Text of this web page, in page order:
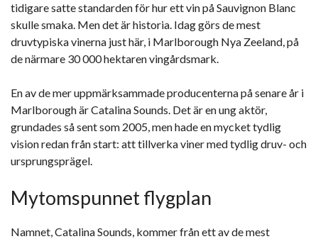
tidigare satte standarden för hur ett vin på Sauvignon Blanc
skulle smaka. Men det är historia. Idag görs de mest
druvtypiska vinerna just här, i Marlborough Nya Zeeland, på
de närmare 30 000 hektaren vingårdsmark.
En av de mer uppmärksammade producenterna på senare år i
Marlborough är Catalina Sounds. Det är en ung aktör,
grundades så sent som 2005, men hade en mycket tydlig
vision redan från start: att tillverka viner med tydlig druv- och
ursprungsprägel.
Mytomspunnet flygplan
Namnet, Catalina Sounds, kommer från ett av de mest